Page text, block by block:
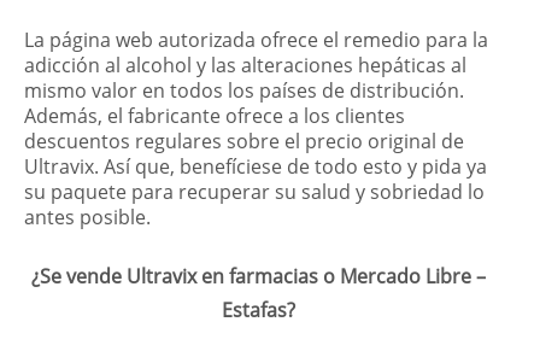
La página web autorizada ofrece el remedio para la
adicción al alcohol y las alteraciones hepáticas al
mismo valor en todos los países de distribución.
Además, el fabricante ofrece a los clientes
descuentos regulares sobre el precio original de
Ultravix. Así que, benefíciese de todo esto y pida ya
su paquete para recuperar su salud y sobriedad lo
antes posible.
¿Se vende Ultravix en farmacias o Mercado Libre –
Estafas?